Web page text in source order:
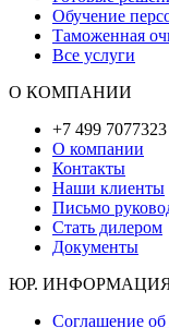
Обучение
Таможенная
Все услуги
О КОМПАНИИ
+7 499 7077323
О компании
Контакты
Наши клиенты
Письмо
Стать дилером
Документы
ЮР.
Соглашение об